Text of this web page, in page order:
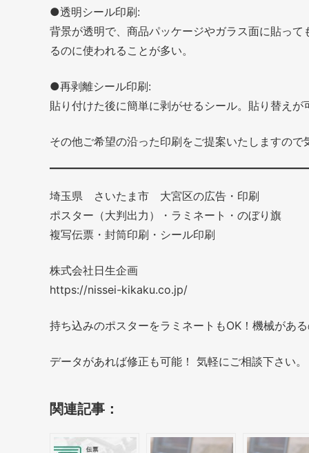
●透明シール印刷:
背景が透明で、商品パッケージやガラス面に貼っ
るのに使われることが多い。
●再剥離シール印刷:
貼り付けた後に簡単に剥がせるシール。貼り替えが
その他ご希望の沿った印刷をご提案いたしますので
埼玉県 さいたま市 大宮区の広告・印刷
ポスター（大判出力）・ラミネート・のぼり旗
複写伝票・封筒印刷・シール印刷
株式会社日生企画
https://nissei-kikaku.co.jp/
持ち込みのポスターをラミネートもOK！機械がある
データがあれば修正も可能！ 気軽にご相談下さい。
関連記事：